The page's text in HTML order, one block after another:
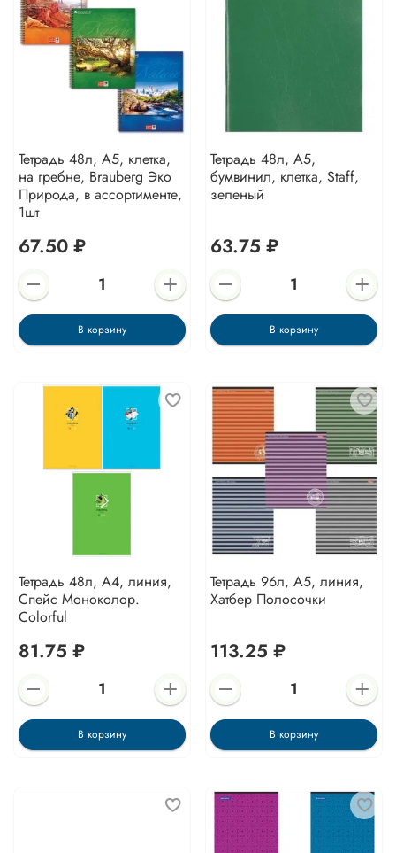
Тетрадь 48л, А5, клетка,
на гребне, Brauberg Эко
Природа, в ассортименте,
1шт
67.50 ₽
В корзину
Тетрадь 48л, А5,
бумвинил, клетка, Staff,
зеленый
63.75 ₽
В корзину
Тетрадь 48л, А4, линия,
Спейс Моноколор.
Colorful
81.75 ₽
В корзину
Тетрадь 96л, А5, линия,
Хатбер Полосочки
113.25 ₽
В корзину